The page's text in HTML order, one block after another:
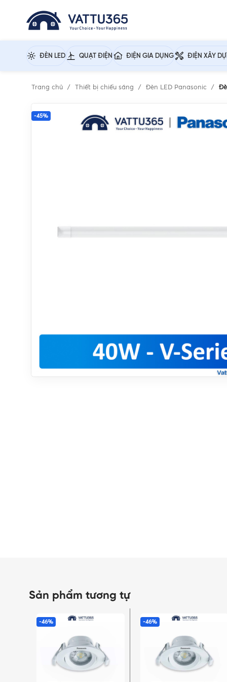
ĐÈN LED QUẠT ĐIỆN ĐIỆN GIA DỤNG ĐIỆN XÂY
Trang chủ Thiết bị chiếu sáng Đèn LED Panasonic
-45%
Sản phẩm tương tự
-46% -46%